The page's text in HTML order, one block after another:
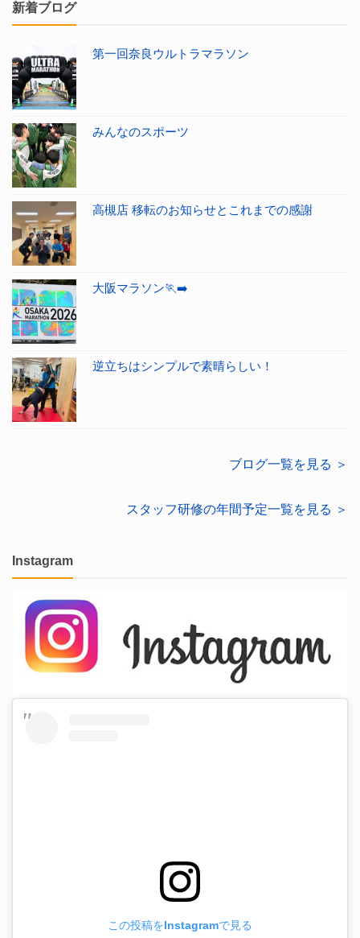
新着ブログ
第一回奈良ウルトラマラソン
みんなのスポーツ
高槻店 移転のお知らせとこれまでの感謝
大阪マラソン🏃‍➡️
逆立ちはシンプルで素晴らしい！
ブログ一覧を見る ＞
スタッフ研修の年間予定一覧を見る ＞
Instagram
この投稿をInstagramで見る